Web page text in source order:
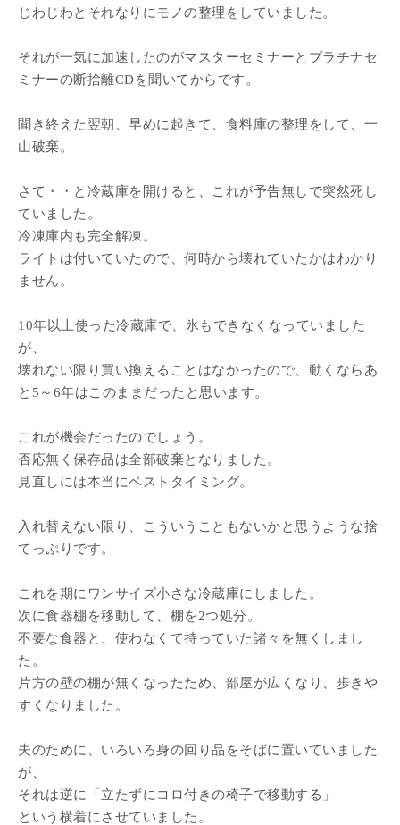
じわじわとそれなりにモノの整理をしていました。
それが一気に加速したのがマスターセミナーとプラチナセ
ミナーの断捨離CDを聞いてからです。
聞き終えた翌朝、早めに起きて、食料庫の整理をして、一
山破棄。
さて・・と冷蔵庫を開けると、これが予告無しで突然死し
ていました。
冷凍庫内も完全解凍。
ライトは付いていたので、何時から壊れていたかはわかり
ません。
10年以上使った冷蔵庫で、氷もできなくなっていました
が、
壊れない限り買い換えることはなかったので、動くならあ
と5～6年はこのままだったと思います。
これが機会だったのでしょう。
否応無く保存品は全部破棄となりました。
見直しには本当にベストタイミング。
入れ替えない限り、こういうこともないかと思うような捨
てっぷりです。
これを期にワンサイズ小さな冷蔵庫にしました。
次に食器棚を移動して、棚を2つ処分。
不要な食器と、使わなくて持っていた諸々を無くしまし
た。
片方の壁の棚が無くなったため、部屋が広くなり、歩きや
すくなりました。
夫のために、いろいろ身の回り品をそばに置いていました
が、
それは逆に「立たずにコロ付きの椅子で移動する」
という横着にさせていました。